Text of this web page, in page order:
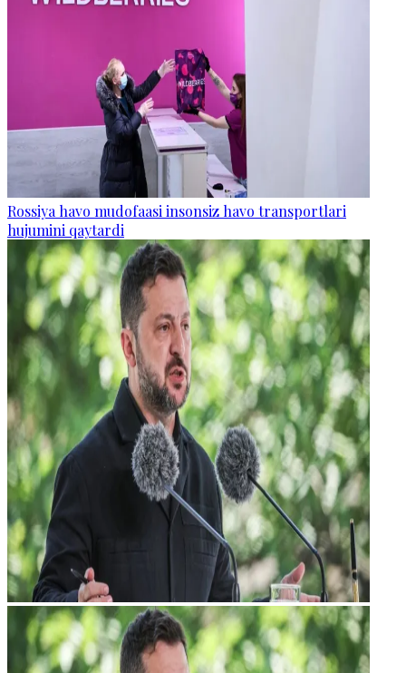
Rossiya havo mudofaasi insonsiz havo transportlari
hujumini qaytardi